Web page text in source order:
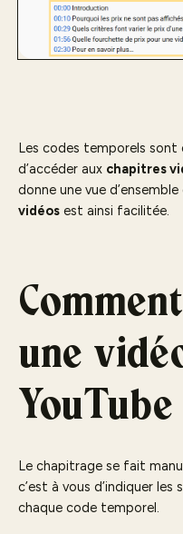
Les codes temporels sont
d’accéder aux chapitres
donne une vue
vidéos est ainsi facilitée.
une
YouTube
Le chapitrage se fait
c’est à vous d’indiquer
chaque code temporel.